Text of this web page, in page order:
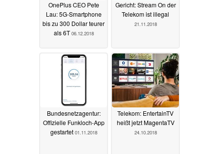
OnePlus CEO Pete
Lau: 5G-Smartphone
bis zu 300 Dollar teurer
als 6T06.12.2018
Gericht: Stream On der
Telekom ist illegal
21.11.2018
Bundesnetzagentur:
Offizielle Funkloch-App
gestartet 01.11.2018
Telekom: EntertainTV
heißt jetzt MagentaTV
24.10.2018